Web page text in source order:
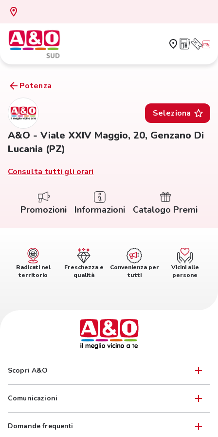
Potenza
Seleziona
A&O - Viale XXIV Maggio, 20, Genzano Di
Lucania (PZ)
Consulta tutti gli orari
Promozioni Informazioni Catalogo Premi
Radicati nel
territorio
Freschezza e
qualità
Convenienza per
tutti
Vicini alle
persone
Scopri A&O
Comunicazioni
Domande frequenti